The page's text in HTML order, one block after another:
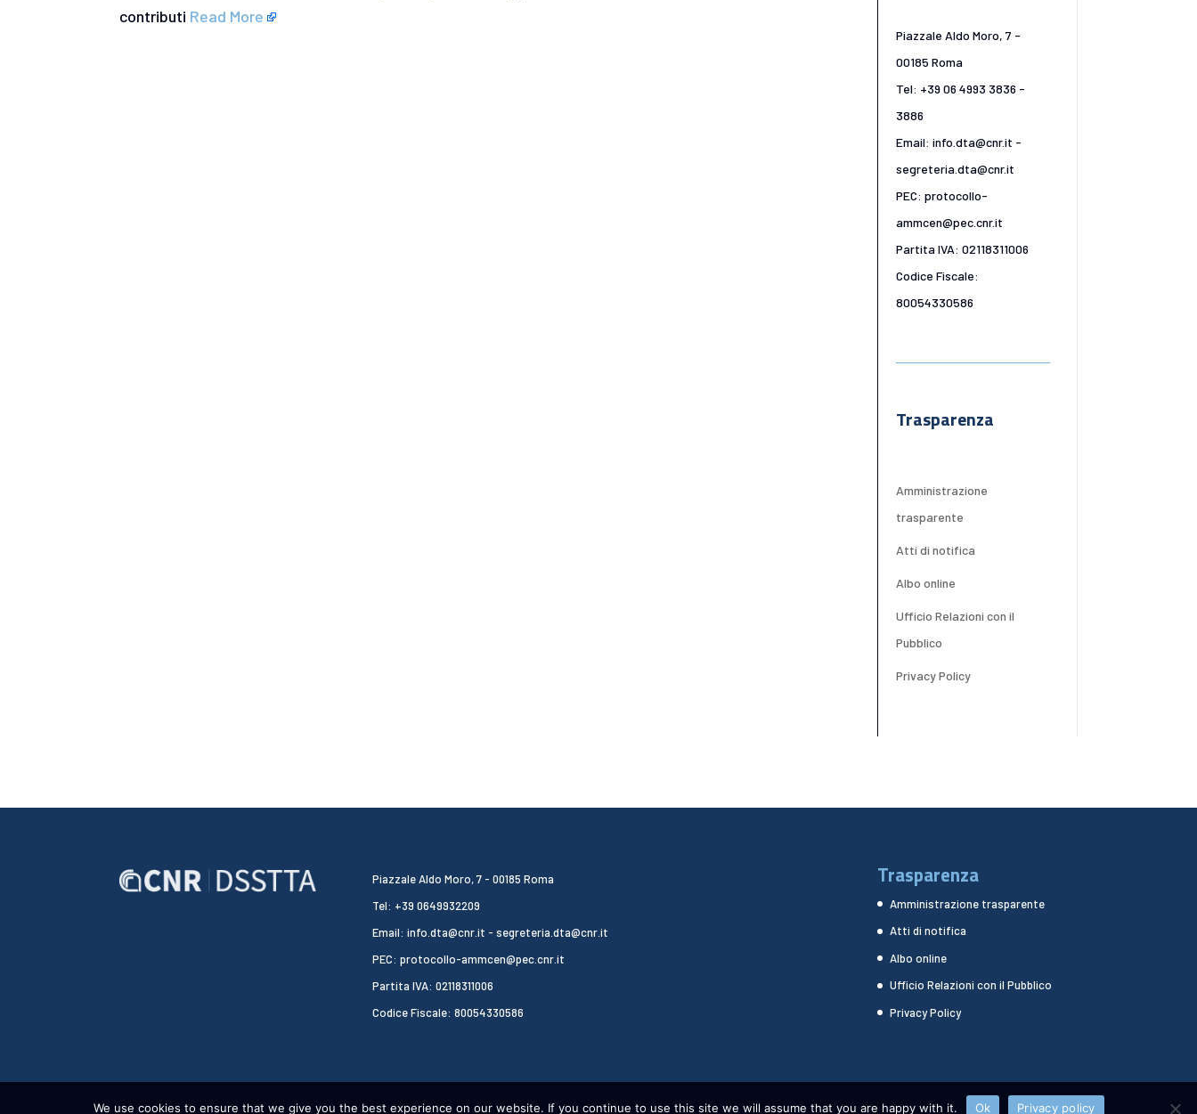
contributi Read More
Piazzale Aldo Moro, 7 -
00185 Roma
Tel: +39 06 4993 3836 -
3886
Email: info.dta@cnr.it -
segreteria.dta@cnr.it
PEC: protocollo-
ammcen@pec.cnr.it
Partita IVA: 02118311006
Codice Fiscale:
80054330586
Trasparenza
Amministrazione
trasparente
Atti di notifica
Albo online
Ufficio Relazioni con il
Pubblico
Privacy Policy
Piazzale Aldo Moro, 7 - 00185 Roma
Tel: +39 0649932209
Email: info.dta@cnr.it - segreteria.dta@cnr.it
PEC: protocollo-ammcen@pec.cnr.it
Partita IVA: 02118311006
Codice Fiscale: 80054330586
Trasparenza
Amministrazione trasparente
Atti di notifica
Albo online
Ufficio Relazioni con il Pubblico
Privacy Policy
CNR DSSTTA 2024 - WEBDESIGN:HEAP DESIGN
We use cookies to ensure that we give you the best experience on our website. If you continue to use this site we will assume that you are happy with it. Ok Privacy policy